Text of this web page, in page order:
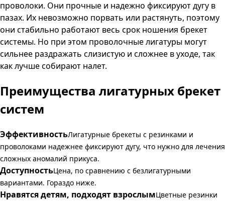
проволоки. Они прочные и надежно фиксируют дугу в
пазах. Их невозможно порвать или растянуть, поэтому
они стабильно работают весь срок ношения брекет
системы. Но при этом проволочные лигатуры могут
сильнее раздражать слизистую и сложнее в уходе, так
как лучше собирают налет.
Преимущества лигатурных брекет
систем
ЭффективностьЛигатурные брекеты с резинками и
проволоками надежнее фиксируют дугу, что нужно для лечения
сложных аномалий прикуса.
ДоступностьЦена, по сравнению с безлигатурными
вариантами. Гораздо ниже.
Нравятся детям, подходят взрослымЦветные резинки